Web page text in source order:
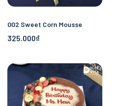
002 Sweet Corn Mousse
325.000₫